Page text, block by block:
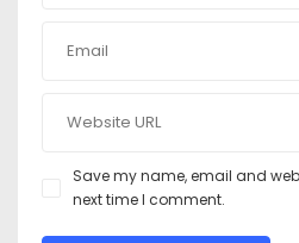
Save my name, email and
next time I comment.